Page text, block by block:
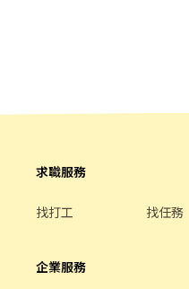
求職服務
找打工 找任務
企業服務